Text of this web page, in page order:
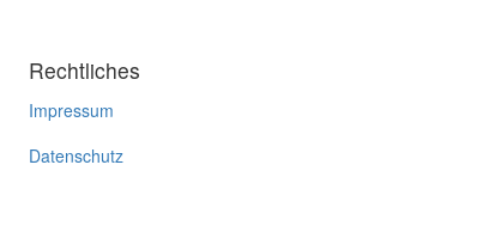
Rechtliches
Impressum
Datenschutz